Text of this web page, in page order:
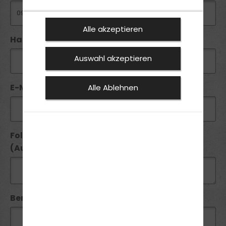
Handy / Telefon:*
E-Mail*:
Folgende Führerscheine besitze ich seit
(Ausstellungsdatum):
Bemerkung:
Alle akzeptieren
Auswahl akzeptieren
Alle Ablehnen